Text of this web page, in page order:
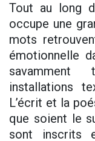
Tout au long
occupe une
mots
émotionnelle
savamment
installations
L’écrit et la
que soient le
sont inscrits